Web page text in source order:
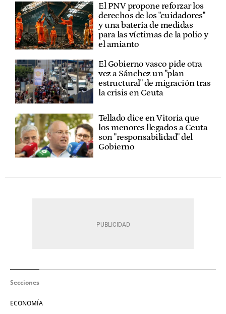
El PNV propone reforzar los
derechos de los "cuidadores"
y una batería de medidas
para las víctimas de la polio y
el amianto
El Gobierno vasco pide otra
vez a Sánchez un "plan
estructural" de migración tras
la crisis en Ceuta
Tellado dice en Vitoria que
los menores llegados a Ceuta
son "responsabilidad" del
Gobierno
Secciones
ECONOMÍA